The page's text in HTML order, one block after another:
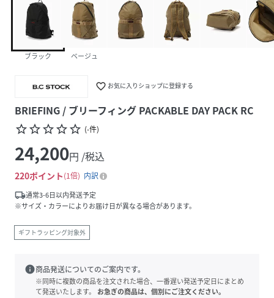
ブラック ベージュ
favorite_border お気に入りショップに登録する
BRIEFING / ブリーフィング PACKABLE DAY PACK RC
star_borderstar_borderstar_borderstar_borderstar_border (-件)
24,200円 /税込
220ポイント 1倍
内訳
local_shipping通常3-6日以内発送予定
※サイズ・カラーによりお届け日が異なる場合があります。
ギフトラッピング対象外
info商品発送についてのご案内です。
※同時に複数の商品を注文された場合、一番遅い発送予定日にまとめ
て発送いたします。
お急ぎの商品は、個別にご注文ください。